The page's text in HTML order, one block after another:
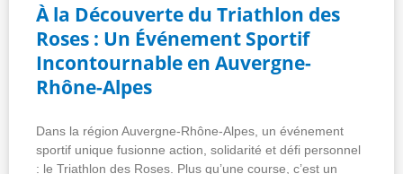
À la Découverte du Triathlon des
Roses : Un Événement Sportif
Incontournable en Auvergne-
Rhône-Alpes
Dans la région Auvergne-Rhône-Alpes, un événement
sportif unique fusionne action, solidarité et défi personnel
: le Triathlon des Roses. Plus qu’une course, c’est un